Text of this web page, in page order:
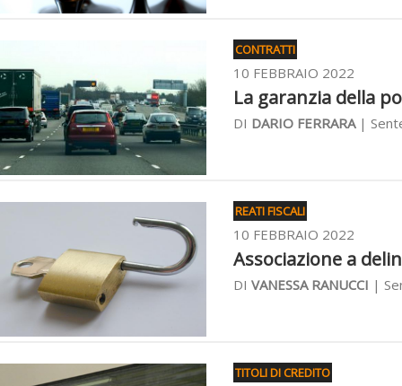
CONTRATTI
10 FEBBRAIO 2022
La garanzia della
DI DARIO FERRARA|
REATI FISCALI
10 FEBBRAIO 2022
Associazione a
DI VANESSA RANUCCI |
TITOLI DI CREDITO